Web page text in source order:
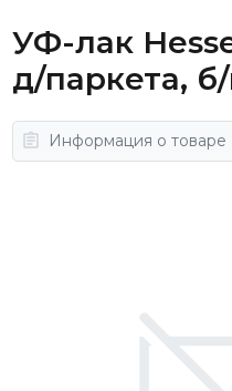
УФ-лак
д/паркета, б/
Информация о товаре